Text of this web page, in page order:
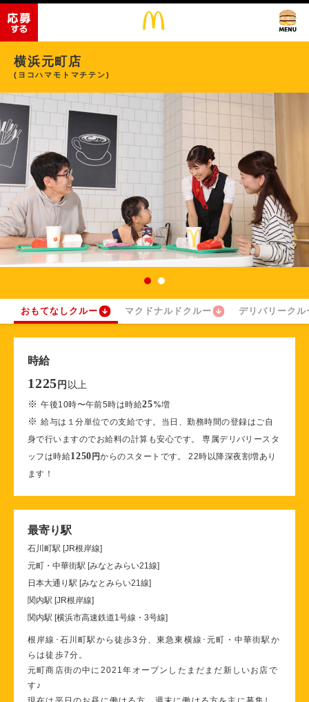
横浜元町店
(ヨコハマモトマチテン)
おもてなしクルー マクドナルドクルー デリバリークル
時給
1225 円 以上
※午後10時〜午前5時は時給25%増
※給与は１分単位での支給です。当日、勤務時間の登録はご自
身で行いますのでお給料の計算も安心です。 専属デリバリースタ
ッフは時給1250円からのスタートです。 22時以降深夜割増あり
ます！
最寄り駅
石川町駅 [JR根岸線]
元町・中華街駅 [みなとみらい21線]
日本大通り駅 [みなとみらい21線]
関内駅 [JR根岸線]
関内駅 [横浜市高速鉄道1号線・3号線]
根岸線･石川町駅から徒歩3分、東急東横線･元町・中華街駅か
らは徒歩7分。
元町商店街の中に2021年オープンしたまだまだ新しいお店で
す♪